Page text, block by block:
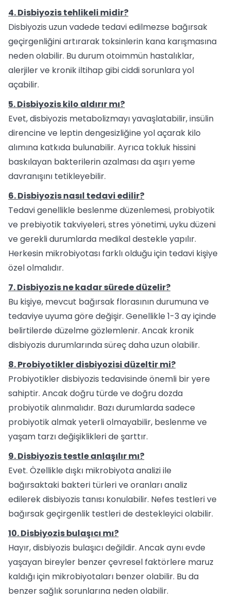
4. Disbiyozis tehlikeli midir?
Disbiyozis uzun vadede tedavi edilmezse bağırsak
geçirgenliğini artırarak toksinlerin kana karışmasına
neden olabilir. Bu durum otoimmün hastalıklar,
alerjiler ve kronik iltihap gibi ciddi sorunlara yol
açabilir.
5. Disbiyozis kilo aldırır mı?
Evet, disbiyozis metabolizmayı yavaşlatabilir, insülin
direncine ve leptin dengesizliğine yol açarak kilo
alımına katkıda bulunabilir. Ayrıca tokluk hissini
baskılayan bakterilerin azalması da aşırı yeme
davranışını tetikleyebilir.
6. Disbiyozis nasıl tedavi edilir?
Tedavi genellikle beslenme düzenlemesi, probiyotik
ve prebiyotik takviyeleri, stres yönetimi, uyku düzeni
ve gerekli durumlarda medikal destekle yapılır.
Herkesin mikrobiyotası farklı olduğu için tedavi kişiye
özel olmalıdır.
7. Disbiyozis ne kadar sürede düzelir?
Bu kişiye, mevcut bağırsak florasının durumuna ve
tedaviye uyuma göre değişir. Genellikle 1-3 ay içinde
belirtilerde düzelme gözlemlenir. Ancak kronik
disbiyozis durumlarında süreç daha uzun olabilir.
8. Probiyotikler disbiyozisi düzeltir mi?
Probiyotikler disbiyozis tedavisinde önemli bir yere
sahiptir. Ancak doğru türde ve doğru dozda
probiyotik alınmalıdır. Bazı durumlarda sadece
probiyotik almak yeterli olmayabilir, beslenme ve
yaşam tarzı değişiklikleri de şarttır.
9. Disbiyozis testle anlaşılır mı?
Evet. Özellikle dışkı mikrobiyota analizi ile
bağırsaktaki bakteri türleri ve oranları analiz
edilerek disbiyozis tanısı konulabilir. Nefes testleri ve
bağırsak geçirgenlik testleri de destekleyici olabilir.
10. Disbiyozis bulaşıcı mı?
Hayır, disbiyozis bulaşıcı değildir. Ancak aynı evde
yaşayan bireyler benzer çevresel faktörlere maruz
kaldığı için mikrobiyotaları benzer olabilir. Bu da
benzer sağlık sorunlarına neden olabilir.